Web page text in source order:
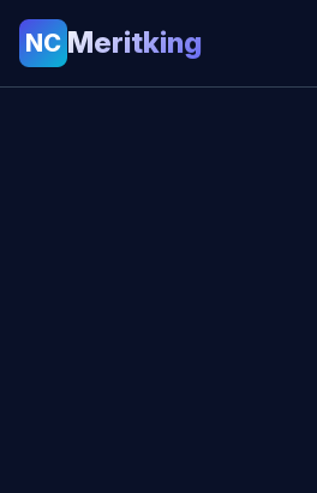
NC Meritking